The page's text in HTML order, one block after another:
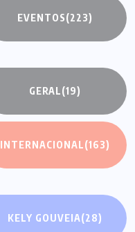
EVENTOS(223)
GERAL(19)
INTERNACIONAL(163)
KELY GOUVEIA(28)